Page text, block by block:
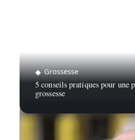
Grossesse
5 conseils pratiques pour une
grossesse